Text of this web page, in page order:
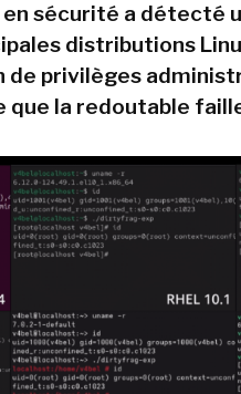
en sécurité a détecté
distributions
de privilèges
que la redoutable